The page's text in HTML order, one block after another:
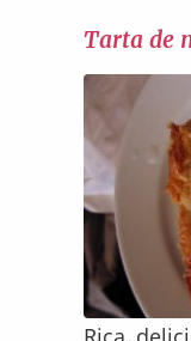
Tarta de